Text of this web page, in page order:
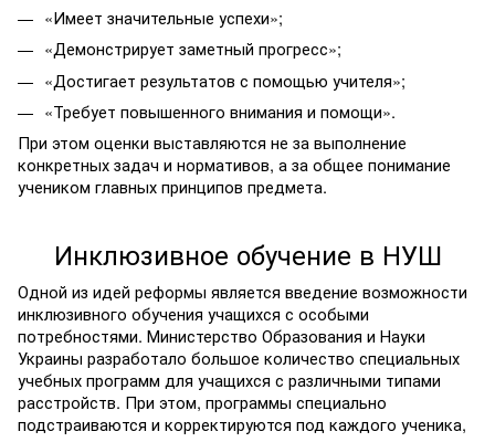
«Имеет значительные успехи»;
«Демонстрирует заметный прогресс»;
«Достигает результатов с помощью учителя»;
«Требует повышенного внимания и помощи».
При этом оценки выставляются не за выполнение
конкретных задач и нормативов, а за общее понимание
учеником главных принципов предмета.
Инклюзивное обучение в НУШ
Одной из идей реформы является введение возможности
инклюзивного обучения учащихся с особыми
потребностями. Министерство Образования и Науки
Украины разработало большое количество специальных
учебных программ для учащихся с различными типами
расстройств. При этом, программы специально
подстраиваются и корректируются под каждого ученика,